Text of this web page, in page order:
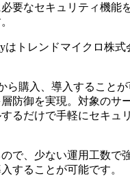
要なセキュリティ機能
はトレンドマイクロ株
ら購入、導入すること
防御を実現。対象のサ
するだけで手軽にセキュ
ので、少ない運用工数で
することが可能です。